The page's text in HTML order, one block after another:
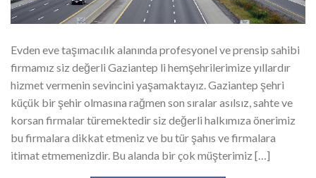
Evden eve taşımacılık alanında profesyonel ve prensip sahibi
firmamız siz değerli Gaziantep li hemşehrilerimize yıllardır
hizmet vermenin sevincini yaşamaktayız. Gaziantep şehri
küçük bir şehir olmasına rağmen son sıralar asılsız, sahte ve
korsan firmalar türemektedir siz değerli halkımıza önerimiz
bu firmalara dikkat etmeniz ve bu tür şahıs ve firmalara
itimat etmemenizdir. Bu alanda bir çok müşterimiz […]